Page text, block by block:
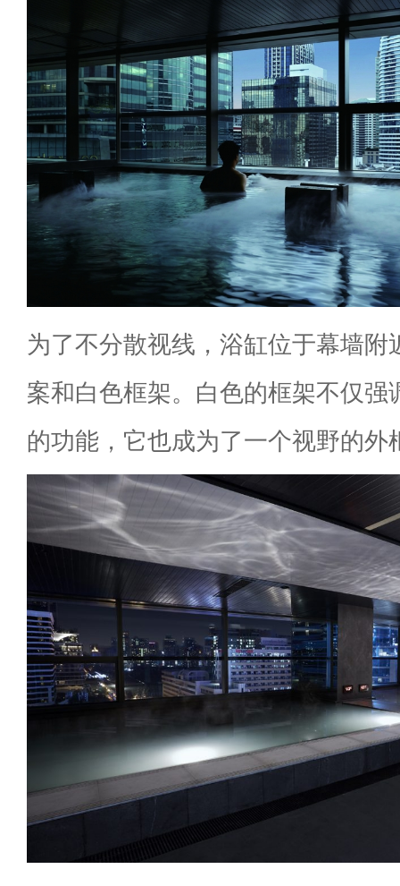
为了不分散视线，浴缸位于幕墙附
案和白色框架。白色的框架不仅强
的功能，它也成为了一个视野的外